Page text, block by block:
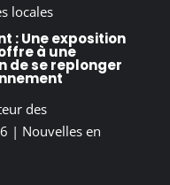
locales
: Une exposition
à une
de se replonger
des
| Nouvelles en